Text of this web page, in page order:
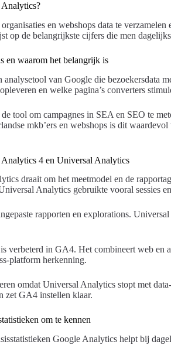
en webshops data te
op de belangrijkste cijfers die men
en waarom het belangrijk is
van Google die bezoekersdata
en welke pagina’s converters
tool om campagnes in SEA en SEO te
mkb’ers en webshops is dit
4 en Universal Analytics
draait om het meetmodel en de
Analytics gebruikte vooral sessies
rapporten en explorations.
verbeterd in GA4. Het combineert web en
platform herkenning.
omdat Universal Analytics stopt met
zet GA4 instellen klaar.
om te kennen
Google Analytics helpt bij